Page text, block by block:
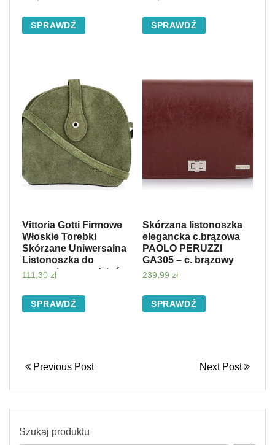
SPRAWDŹ SPRAWDŹ
Vittoria Gotti Firmowe
Włoskie Torebki
Skórzane Uniwersalna
Listonoszka do
noszenia na co dzień
111,30 zł
SPRAWDŹ
Skórzana listonoszka
elegancka c.brązowa
PAOLO PERUZZI
GA305 – c. brązowy
239,99 zł
SPRAWDŹ
Previous Post Next Post
Szukaj produktu